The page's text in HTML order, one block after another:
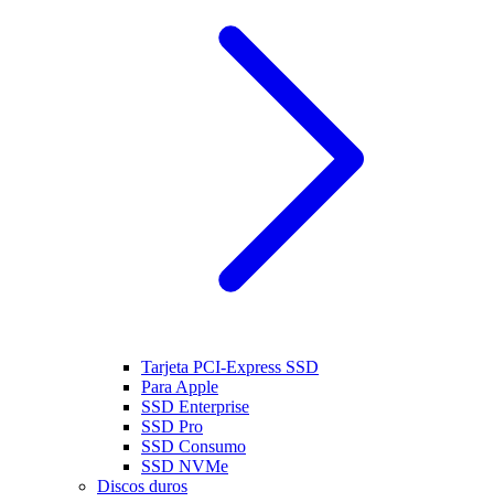
Tarjeta PCI-Express SSD
Para Apple
SSD Enterprise
SSD Pro
SSD Consumo
SSD NVMe
Discos duros